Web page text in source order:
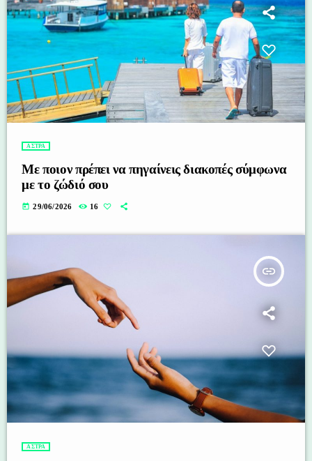
ΑΣΤΡΑ
Με ποιον πρέπει να πηγαίνεις διακοπές σύμφωνα
με το ζώδιό σου
today 29/06/2026 16
insert_link
ΑΣΤΡΑ